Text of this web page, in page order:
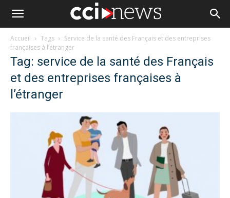
Accueil Tags
Service de la santé des Français et des entreprises
françaises à l’étranger
Tag: service de la santé des Français
et des entreprises françaises à
l’étranger